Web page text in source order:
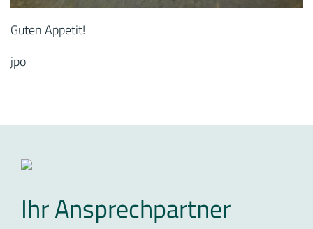
Guten Appetit!
jpo
Ihr Ansprechpartner